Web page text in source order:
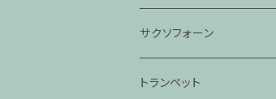
サクソフォーン
トランペット